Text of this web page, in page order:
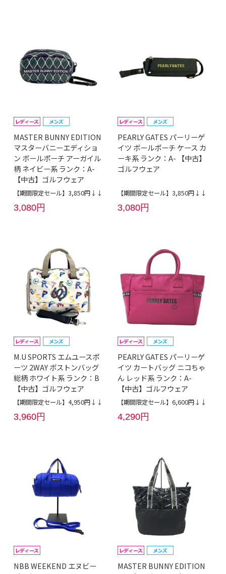
MASTER BUNNY EDITION
マスターバニーエディショ
ン ボールポーチ アーガイル
柄 ネイビー系 ランク：A-
【中古】ゴルフウェア
【期間限定セール】3,850円↓↓
3,080円
PEARLY GATES パーリーゲ
イツ ボールポーチ ケース カ
ーキ系 ランク：A- 【中古】
ゴルフウェア
【期間限定セール】3,850円↓↓
3,080円
M.U SPORTS エムユースポ
ーツ 2WAY ボストンバッグ
総柄 ホワイト系 ランク：B
【中古】ゴルフウェア
【期間限定セール】4,950円↓↓
3,960円
PEARLY GATES パーリーゲ
イツ カートバッグ ニコちゃ
ん レッド系 ランク：A-
【中古】ゴルフウェア
【期間限定セール】6,600円↓↓
4,290円
NBB WEEKEND エヌビー
MASTER BUNNY EDITION